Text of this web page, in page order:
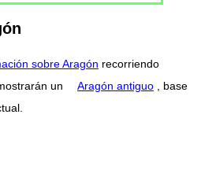
sobre Aragón recorriendo
un Aragón antiguo , base